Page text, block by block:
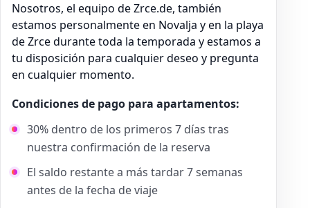
Nosotros, el equipo de Zrce.de, también
estamos personalmente en Novalja y en la playa
de Zrce durante toda la temporada y estamos a
tu disposición para cualquier deseo y pregunta
en cualquier momento.
Condiciones de pago para apartamentos:
30% dentro de los primeros 7 días tras
nuestra confirmación de la reserva
El saldo restante a más tardar 7 semanas
antes de la fecha de viaje